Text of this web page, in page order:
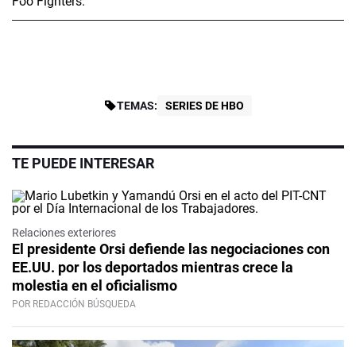
TEMAS: SERIES DE HBO
TE PUEDE INTERESAR
Relaciones exteriores
El presidente Orsi defiende las negociaciones con
EE.UU. por los deportados mientras crece la
molestia en el oficialismo
POR REDACCIÓN BÚSQUEDA